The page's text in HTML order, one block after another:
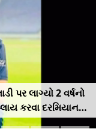
પર લાગ્યો 2 વર્ષનો
કરવા દરમિયાન